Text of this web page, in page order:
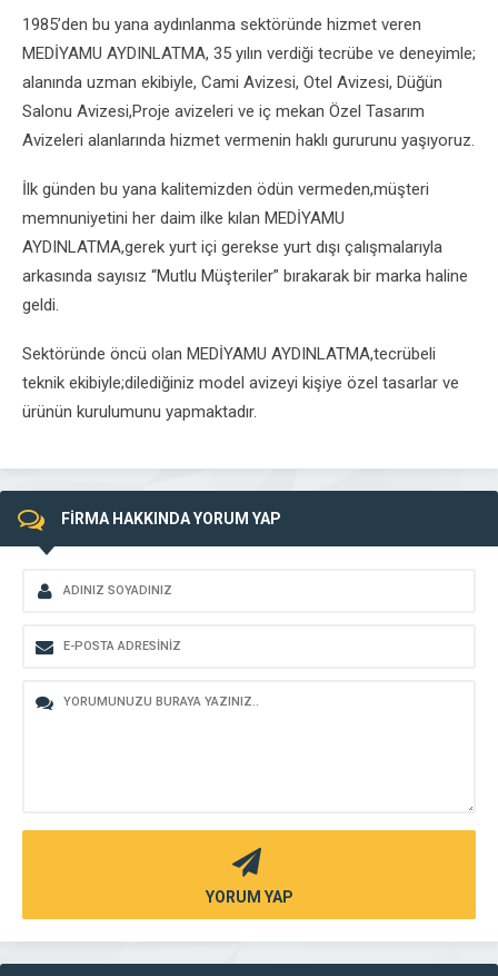
1985’den bu yana aydınlanma sektöründe hizmet veren
MEDİYAMU AYDINLATMA, 35 yılın verdiği tecrübe ve deneyimle;
alanında uzman ekibiyle, Cami Avizesi, Otel Avizesi, Düğün
Salonu Avizesi,Proje avizeleri ve iç mekan Özel Tasarım
Avizeleri alanlarında hizmet vermenin haklı gururunu yaşıyoruz.
İlk günden bu yana kalitemizden ödün vermeden,müşteri
memnuniyetini her daim ilke kılan MEDİYAMU
AYDINLATMA,gerek yurt içi gerekse yurt dışı çalışmalarıyla
arkasında sayısız “Mutlu Müşteriler” bırakarak bir marka haline
geldi.
Sektöründe öncü olan MEDİYAMU AYDINLATMA,tecrübeli
teknik ekibiyle;dilediğiniz model avizeyi kişiye özel tasarlar ve
ürünün kurulumunu yapmaktadır.
FİRMA HAKKINDA YORUM YAP
YORUM YAP